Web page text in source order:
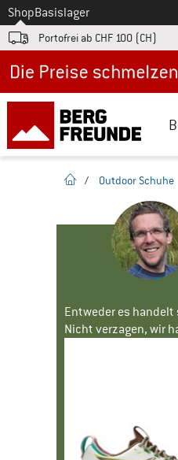
Zum
ShopBasislager
Portofrei ab CHF 100 (CH)
Startseite
/ Outdoor Schuhe
Entweder es
Nicht verzagen, wir